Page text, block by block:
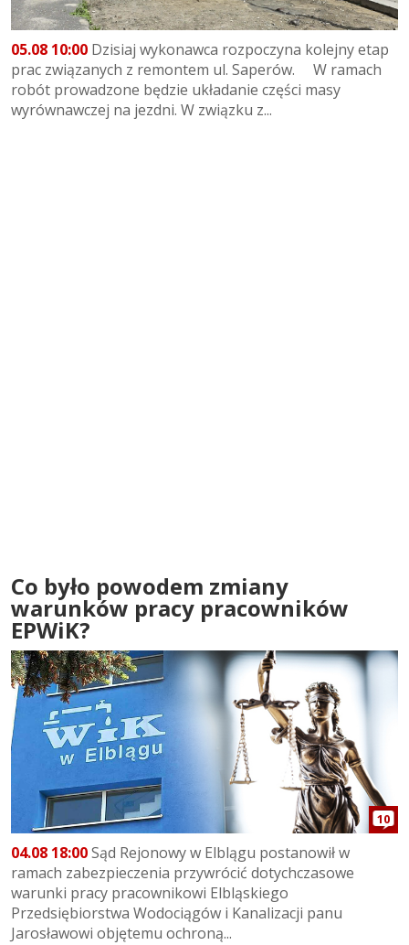
05.08 10:00 Dzisiaj wykonawca rozpoczyna kolejny etap
prac związanych z remontem ul. Saperów. W ramach
robót prowadzone będzie układanie części masy
wyrównawczej na jezdni. W związku z...
Co było powodem zmiany
warunków pracy pracowników
EPWiK?
10
04.08 18:00Sąd Rejonowy w Elblągu postanowił w
ramach zabezpieczenia przywrócić dotychczasowe
warunki pracy pracownikowi Elbląskiego
Przedsiębiorstwa Wodociągów i Kanalizacji panu
Jarosławowi objętemu ochroną...